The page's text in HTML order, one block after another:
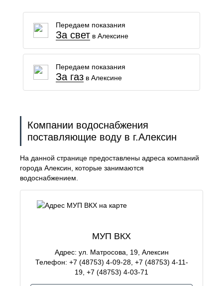
Передаем показания
За светв Алексине
Передаем показания
За газв Алексине
Компании водоснабжения
поставляющие воду в г.Алексин
На данной странице предоставлены адреса компаний
города Алексин, которые занимаются
водоснабжением.
МУП ВКХ
Адрес: ул. Матросова, 19, Алексин
Телефон: +7 (48753) 4-09-28, +7 (48753) 4-11-
19, +7 (48753) 4-03-71